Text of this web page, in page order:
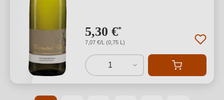
5,30 €*
7,07 €/L (0,75 L)
1